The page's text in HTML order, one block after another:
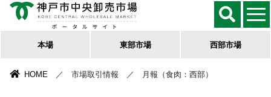
本場 東部市場 西部市場
HOME ／ 市場取引情報 ／ 月報（食肉：西部）